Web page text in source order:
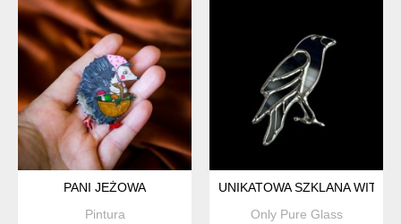
PANI JEŻOWA
Pintura
UNIKATOWA SZKLANA
Only Pure Glass